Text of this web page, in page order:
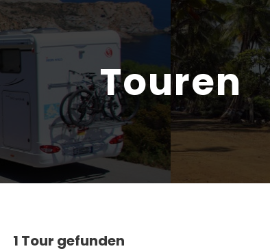
Touren
1 Tour gefunden